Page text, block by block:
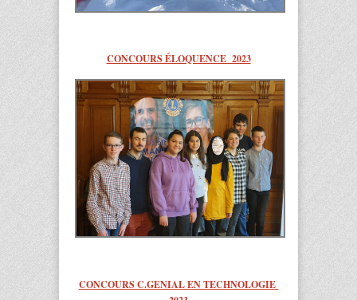
CONCOURS ÉLOQUENCE 2023
CONCOURS C.GENIAL EN TECHNOLOGIE